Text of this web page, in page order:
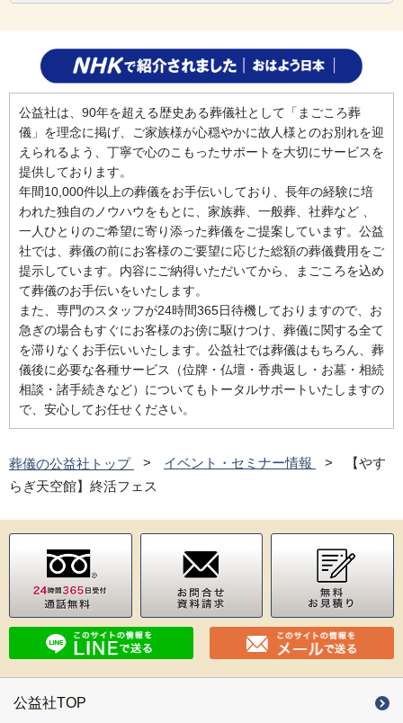
公益社は、90年を超える歴史ある葬儀社として「まごころ葬
儀」を理念に掲げ、ご家族様が心穏やかに故人様とのお別れを迎
えられるよう、丁寧で心のこもったサポートを大切にサービスを
提供しております。
年間10,000件以上の葬儀をお手伝いしており、長年の経験に培
われた独自のノウハウをもとに、家族葬、一般葬、社葬など 、
一人ひとりのご希望に寄り添った葬儀をご提案しています。公益
社では、葬儀の前にお客様のご要望に応じた総額の葬儀費用をご
提示しています。内容にご納得いただいてから、まごころを込め
て葬儀のお手伝いをいたします。
また、専門のスタッフが24時間365日待機しておりますので、お
急ぎの場合もすぐにお客様のお傍に駆けつけ、葬儀に関する全て
を滞りなくお手伝いいたします。公益社では葬儀はもちろん、葬
儀後に必要な各種サービス（位牌・仏壇・香典返し・お墓・相続
相談・諸手続きなど）についてもトータルサポートいたしますの
で、安心してお任せください。
葬儀の公益社トップ イベント・セミナー情報
【やす
らぎ天空館】終活フェス
公益社TOP